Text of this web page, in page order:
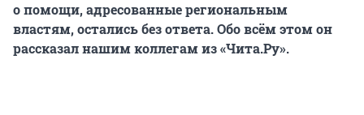
о помощи, адресованные региональным
властям, остались без ответа. Обо всём этом он
рассказал нашим коллегам из «Чита.Ру».